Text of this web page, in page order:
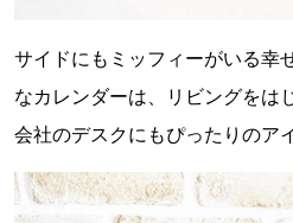
サイドにもミッフィーがいる
なカレンダーは、リビングをは
会社のデスクにもぴったりのア